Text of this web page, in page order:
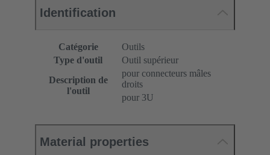
Identification
Catégorie
Outils
Type d'outil
Outil supérieur
Description de
l'outil
pour connecteurs mâles
droits
pour 3U
Material properties